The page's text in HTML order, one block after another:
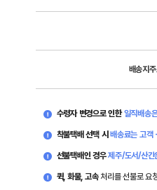
배송지
수령자 변경으로 인한일직배송
착불택배 선택 시 배송료는 고
선불택배인 경우제주/도서/산간
퀵, 화물, 고속처리를 선불로 요